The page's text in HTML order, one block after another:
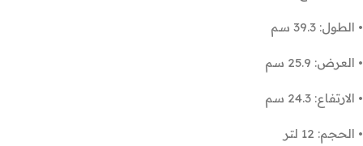
• الطول: 39.3 سم
• العرض: 25.9 سم
• الارتفاع: 24.3 سم
• الحجم: 12 لتر